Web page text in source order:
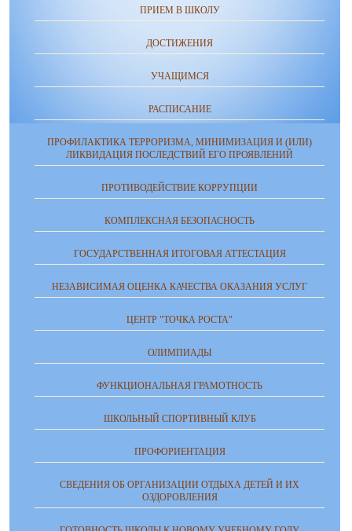
ПРИЕМ В ШКОЛУ
ДОСТИЖЕНИЯ
УЧАЩИМСЯ
РАСПИСАНИЕ
ПРОФИЛАКТИКА ТЕРРОРИЗМА, МИНИМИЗАЦИЯ И (ИЛИ)
ЛИКВИДАЦИЯ ПОСЛЕДСТВИЙ ЕГО ПРОЯВЛЕНИЙ
ПРОТИВОДЕЙСТВИЕ КОРРУПЦИИ
КОМПЛЕКСНАЯ БЕЗОПАСНОСТЬ
ГОСУДАРСТВЕННАЯ ИТОГОВАЯ АТТЕСТАЦИЯ
НЕЗАВИСИМАЯ ОЦЕНКА КАЧЕСТВА ОКАЗАНИЯ УСЛУГ
ЦЕНТР "ТОЧКА РОСТА"
ОЛИМПИАДЫ
ФУНКЦИОНАЛЬНАЯ ГРАМОТНОСТЬ
ШКОЛЬНЫЙ СПОРТИВНЫЙ КЛУБ
ПРОФОРИЕНТАЦИЯ
СВЕДЕНИЯ ОБ ОРГАНИЗАЦИИ ОТДЫХА ДЕТЕЙ И ИХ
ОЗДОРОВЛЕНИЯ